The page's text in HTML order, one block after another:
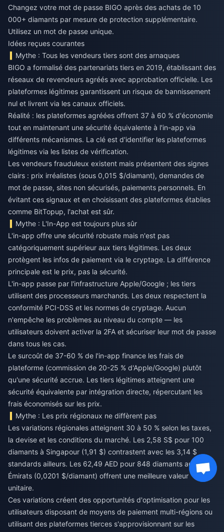
Changez votre mot de passe BIGO après des achats de 10
000+ diamants par mesure de protection supplémentaire.
Utilisez un mot de passe unique.
Idées reçues courantes
Mythe : Tous les vendeurs tiers sont des arnaques
BIGO a formalisé des partenariats tiers en 2019, établissant des
réseaux de revendeurs agréés avec approbation officielle. Les
plateformes légitimes garantissent un risque de bannissement
nul et livrent via les canaux officiels.
Réalité : les plateformes agréées offrent 37 à 60 % d'économie
tout en maintenant une sécurité équivalente à l'in-app via
différents mécanismes. La clé est d'identifier les plateformes
légitimes via les listes de vérification.
Les vendeurs frauduleux existent mais présentent des signes
clairs : prix irréalistes (sous 0,015 $/diamant), demandes de
mot de passe, sites non sécurisés, paiements personnels. En
évitant ces signaux et en choisissant des plateformes établies
comme BitTopup, l'achat est sûr.
Mythe : L'In-App est toujours plus sûr
L'in-app offre une sécurité robuste mais n'est pas
catégoriquement supérieur aux tiers légitimes. Les deux
protègent les infos de paiement via le cryptage. La différence
principale est le prix, pas la sécurité.
L'in-app passe par l'infrastructure Apple/Google ; les tiers
utilisent des processeurs marchands. Les deux respectent la
conformité PCI-DSS et les normes de cryptage. Aucun
n'empêche les problèmes au niveau du compte — les
utilisateurs doivent activer la 2FA et sécuriser leur mot de passe
dans tous les cas.
Le surcoût de 37-60 % de l'in-app finance les frais de
plateforme (commission de 20-25 % d'Apple/Google) plutôt
qu'une sécurité accrue. Les tiers légitimes atteignent une
sécurité équivalente par intégration directe, répercutant les
frais économisés sur les prix.
Mythe : Les prix régionaux ne diffèrent pas
Les variations régionales atteignent 30 à 50 % selon les taxes,
la devise et les conditions du marché. Les 2,58 S$ pour 100
diamants à Singapour (1,91 $) contrastent avec les 3,14 $
standards ailleurs. Les 62,49 AED pour 848 diamants aux
Émirats (0,0201 $/diamant) offrent une meilleure valeur
unitaire.
Ces variations créent des opportunités d'optimisation pour les
utilisateurs disposant de moyens de paiement multi-régions ou
utilisant des plateformes tierces s'approvisionnant sur les